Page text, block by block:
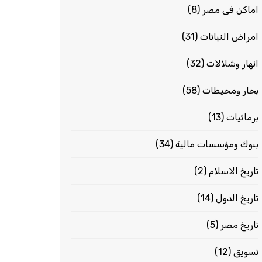
اماكن فى مصر (8)
امراض النباتات (31)
انهار وشلالات (32)
بحار ومحيطات (58)
برمائيات (13)
بنوك ومؤسسات مالية (34)
تاريخ الاسلام (2)
تاريخ الدول (14)
تاريخ مصر (5)
تسويق (12)